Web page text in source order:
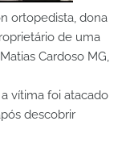
ortopedista, dona
de uma
Cardoso MG,
vítima foi atacado
descobrir